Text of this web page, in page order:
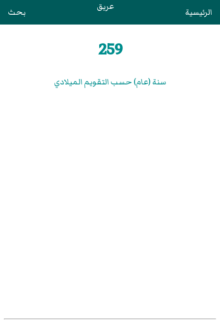
الرئيسية عريق بحث
259
سنة (عام) حسب التقويم الميلادي